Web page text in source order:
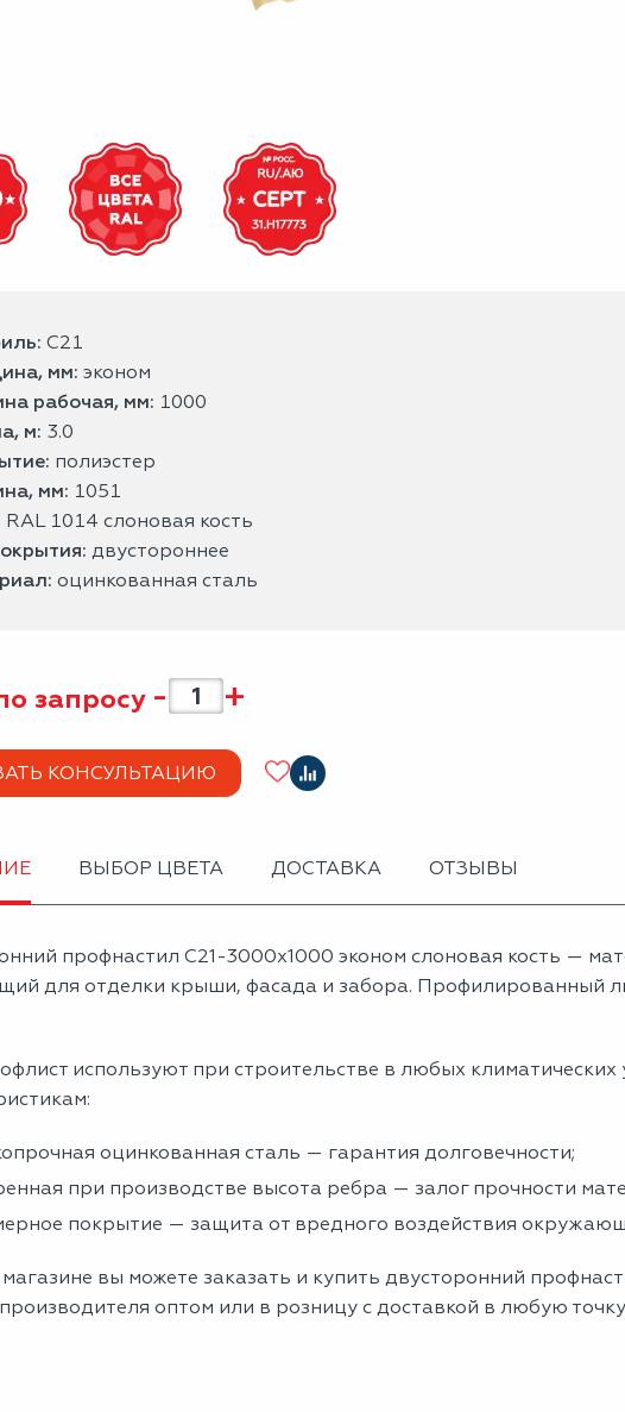
С21
мм: эконом
рабочая, мм: 1000
м: 3.0
полиэстер
мм: 1051
RAL 1014 слоновая кость
двустороннее
оцинкованная сталь
запросу - +
КОНСУЛЬТАЦИЮ
ВЫБОР ЦВЕТА ДОСТАВКА ОТЗЫВЫ
профнастил С21-3000х1000 эконом слоновая кость —
для отделки крыши, фасада и забора. Профилированный
используют при строительстве в любых климатических
оцинкованная сталь — гарантия долговечности;
при производстве высота ребра — залог прочности
покрытие — защита от вредного воздействия
вы можете заказать и купить двусторонний
оптом или в розницу с доставкой в любую